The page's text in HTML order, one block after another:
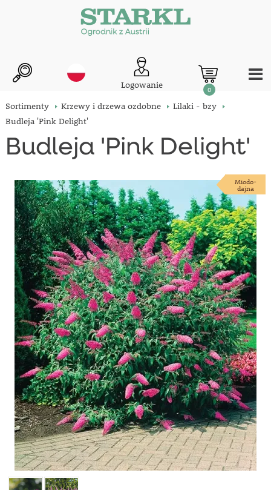
Logowanie 0
Sortimenty Krzewy i drzewa ozdobne
Lilaki - bzy
Budleja 'Pink Delight'
Budleja 'Pink Delight'
Miodo-
dajna